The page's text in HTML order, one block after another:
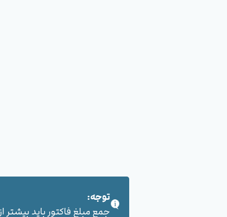
توجه:
جمع مبلغ فاکتور باید بیشتر از 100,000 هزار تومان